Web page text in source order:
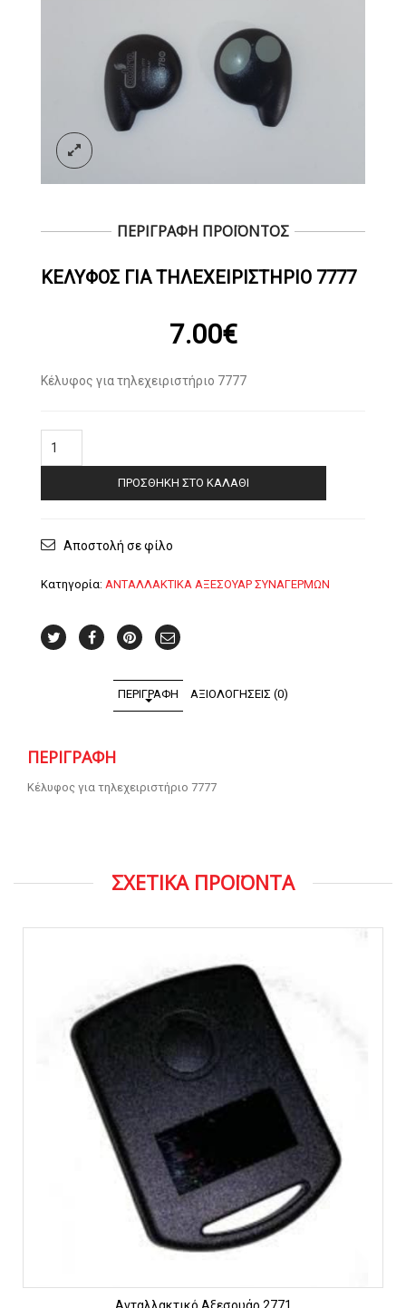
ΠΕΡΙΓΡΑΦΗ ΠΡΟΪΟΝΤΟΣ
ΚΈΛΥΦΟΣ ΓΙΑ ΤΗΛΕΧΕΙΡΙΣΤΉΡΙΟ 7777
7.00€
Κέλυφος για τηλεχειριστήριο 7777
για
τηλεχειριστήριο
ποσότητα
ΠΡΟΣΘΉΚΗ ΣΤΟ ΚΑΛΆΘΙ
Αποστολή σε φίλο
Κατηγορία: ΑΝΤΑΛΛΑΚΤΙΚΑ ΑΞΕΣΟΥΑΡ ΣΥΝΑΓΕΡΜΩΝ
ΠΕΡΙΓΡΑΦΉ ΑΞΙΟΛΟΓΉΣΕΙΣ (0)
ΠΕΡΙΓΡΑΦΉ
Κέλυφος για τηλεχειριστήριο 7777
ΣΧΕΤΙΚΑ ΠΡΟΪΟΝΤΑ
Ανταλλακτικό Αξεσουάρ 2771